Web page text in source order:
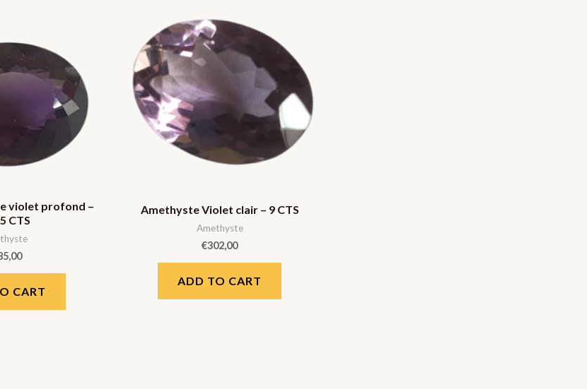
violet profond –
CTS
CART
Amethyste Violet clair – 9 CTS
Amethyste
€302,00
ADD TO CART